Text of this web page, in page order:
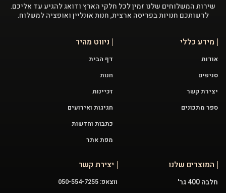
שירות המשלוחים שלנו זמין לכל חלקי הארץ ודואג להגיע עד אליכם.
לרשותכם חנויות בפריסה ארצית, חנות אונליין ואופציה למשלוח.
מידע כללי
אודות
סניפים
יצירת קשר
ספר מתכונים
ניווט מהיר
דף הבית
חנות
זכיינות
חגיגות ואירועים
כתבות וחדשות
מפת אתר
המוצרים שלנו
חלבה 400 גר'
יצירת קשר
ווצאפ: 050-554-7255